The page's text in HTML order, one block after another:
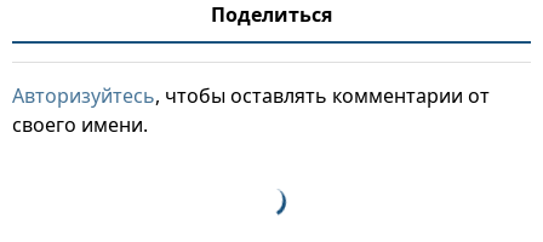
Поделиться
Авторизуйтесь, чтобы оставлять комментарии от
своего имени.